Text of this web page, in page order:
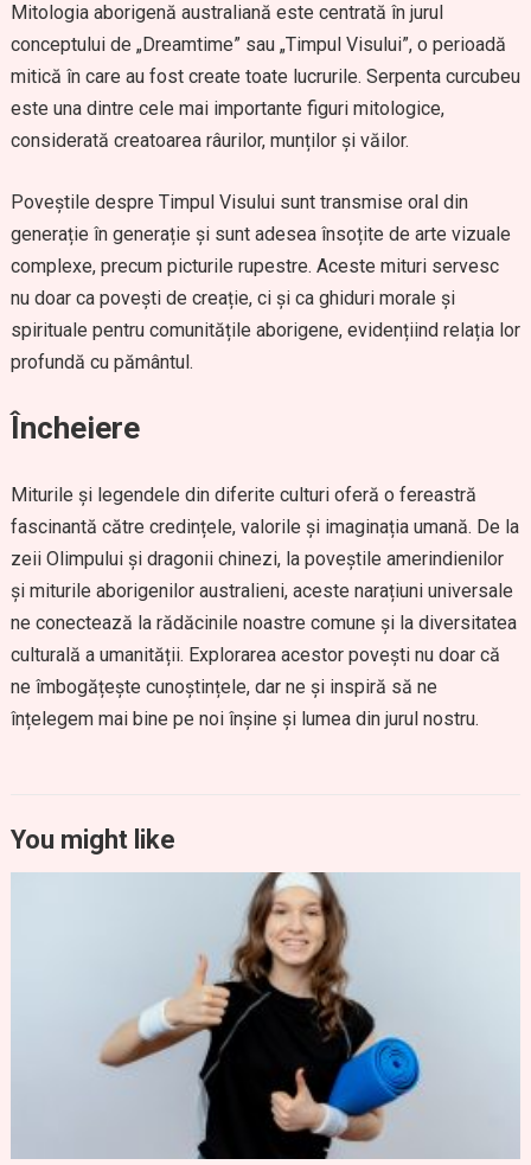
Mitologia aborigenă australiană este centrată în jurul
conceptului de „Dreamtime” sau „Timpul Visului”, o perioadă
mitică în care au fost create toate lucrurile. Serpenta curcubeu
este una dintre cele mai importante figuri mitologice,
considerată creatoarea râurilor, munților și văilor.
Poveștile despre Timpul Visului sunt transmise oral din
generație în generație și sunt adesea însoțite de arte vizuale
complexe, precum picturile rupestre. Aceste mituri servesc
nu doar ca povești de creație, ci și ca ghiduri morale și
spirituale pentru comunitățile aborigene, evidențiind relația lor
profundă cu pământul.
Încheiere
Miturile și legendele din diferite culturi oferă o fereastră
fascinantă către credințele, valorile și imaginația umană. De la
zeii Olimpului și dragonii chinezi, la poveștile amerindienilor
și miturile aborigenilor australieni, aceste narațiuni universale
ne conectează la rădăcinile noastre comune și la diversitatea
culturală a umanității. Explorarea acestor povești nu doar că
ne îmbogățește cunoștințele, dar ne și inspiră să ne
înțelegem mai bine pe noi înșine și lumea din jurul nostru.
You might like